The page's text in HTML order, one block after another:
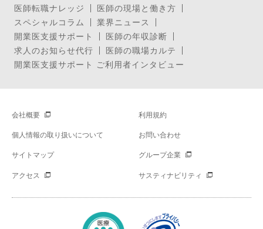
医師転職ナレッジ
医師の現場と働き方
スペシャルコラム
業界ニュース
開業医支援サポート
医師の年収診断
求人のお知らせ代行
医師の職場カルテ
開業医支援サポート ご利用者インタビュー
会社概要 利用規約
個人情報の取り扱いについて お問い合わせ
サイトマップ グループ企業
アクセス サスティナビリティ